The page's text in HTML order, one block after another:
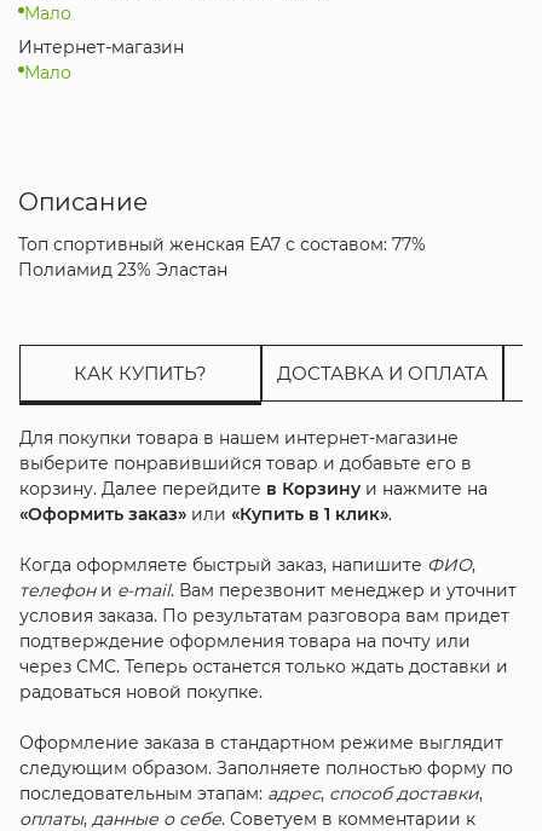
Мало
Интернет-магазин
Мало
Описание
Топ спортивный женская EA7 с составом: 77%
Полиамид 23% Эластан
КАК КУПИТЬ? ДОСТАВКА И ОПЛАТА
Для покупки товара в нашем интернет-магазине
выберите понравившийся товар и добавьте его в
корзину. Далее перейдите в Корзинуи нажмите на
«Оформить заказ»или «Купить в 1 клик».
Когда оформляете быстрый заказ, напишите ФИО,
телефони e-mail. Вам перезвонит менеджер и уточнит
условия заказа. По результатам разговора вам придет
подтверждение оформления товара на почту или
через СМС. Теперь останется только ждать доставки и
радоваться новой покупке.
Оформление заказа в стандартном режиме выглядит
следующим образом. Заполняете полностью форму по
последовательным этапам: адрес, способ доставки,
оплаты, данные о себе. Советуем в комментарии к